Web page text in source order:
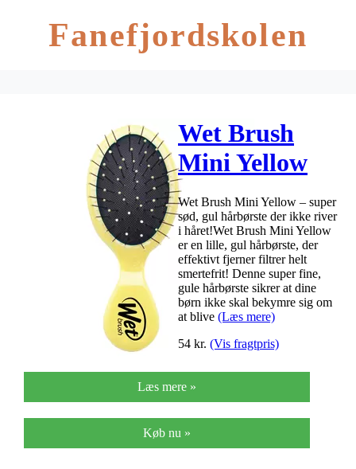
Fanefjordskolen
Wet Brush
Mini Yellow
Wet Brush Mini Yellow – super
sød, gul hårbørste der ikke river
i håret!Wet Brush Mini Yellow
er en lille, gul hårbørste, der
effektivt fjerner filtrer helt
smertefrit! Denne super fine,
gule hårbørste sikrer at dine
børn ikke skal bekymre sig om
at blive (Læs mere)
54 kr. (Vis fragtpris)
Læs mere »
Køb nu »